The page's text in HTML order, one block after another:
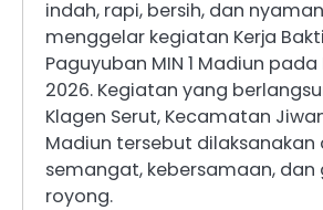
indah, rapi, bersih, dan
menggelar kegiatan Kerja
Paguyuban MIN 1 Madiun pada
2026. Kegiatan yang
Klagen Serut, Kecamatan
Madiun tersebut dilaksanakan
semangat, kebersamaan,
royong.